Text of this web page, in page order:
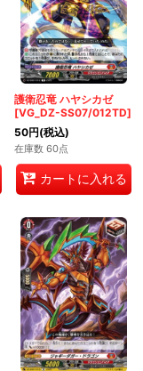
護衛忍竜 ハヤシカゼ
[VG_DZ-SS07/012TD]
50円(税込)
在庫数 60点
カートに入れる